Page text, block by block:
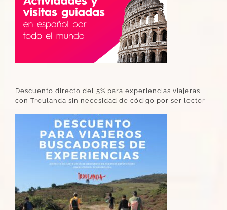
Descuento directo del 5% para experiencias viajeras
con Troulanda sin necesidad de código por ser lector